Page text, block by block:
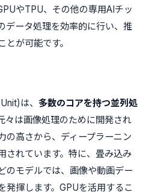
やTPU、その他の専用AIチッ
データ処理を効率的に行い、推
が可能です。
は、 多数のコアを持つ並列処
々は画像処理のために開発され
の高さから、ディープラーニン
されています。特に、畳み込み
のモデルでは、画像や動画デー
発揮します。GPUを活用するこ